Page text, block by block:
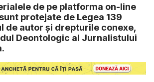
de pe platforma on-line
protejate de Legea 139
de autor și drepturile conexe,
Deontologic al Jurnalistului